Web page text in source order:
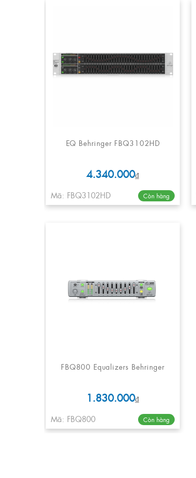
EQ Behringer FBQ3102HD
4.340.000₫
Mã: FBQ3102HD
Còn hàng
FBQ800 Equalizers Behringer
1.830.000₫
Mã: FBQ800
Còn hàng